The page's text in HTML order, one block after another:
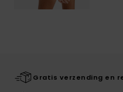
Gratis verzending en